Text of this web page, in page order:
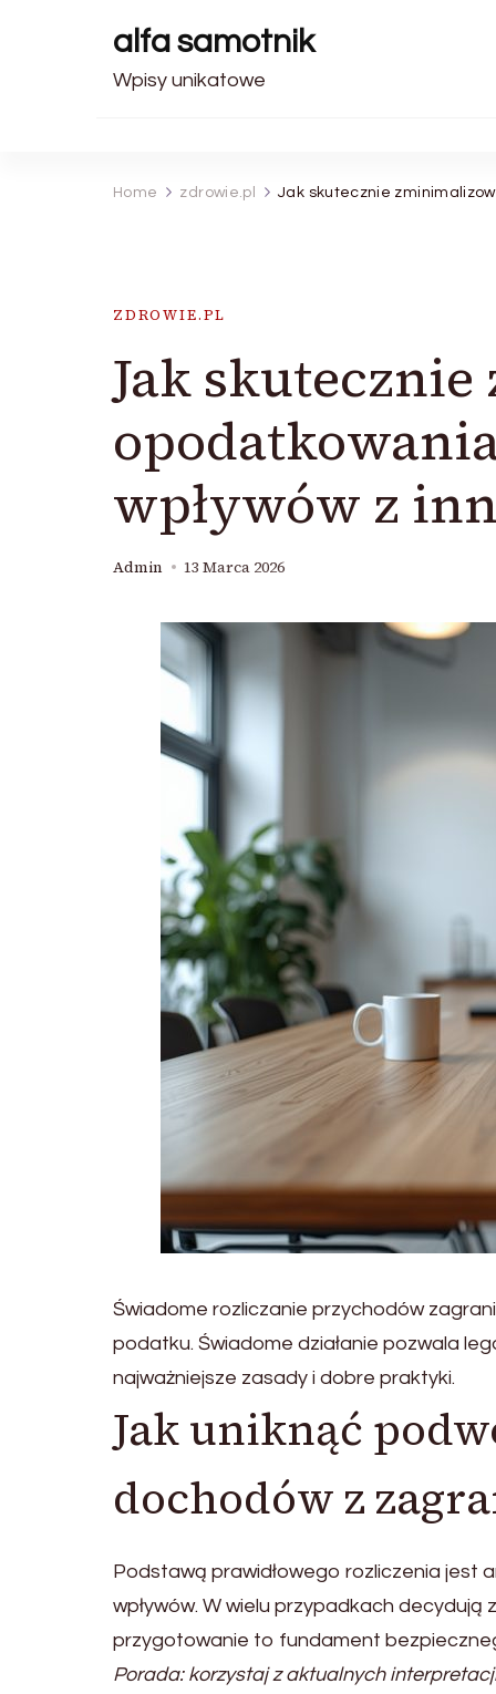
alfa samotnik
Wpisy unikatowe
Home zdrowie.pl Jak skutecznie
ZDROWIE.PL
Jak
wpływów z
Admin 13 Marca 2026
Świadome rozliczanie przychodów
podatku. Świadome działanie pozwala
najważniejsze zasady i dobre praktyki.
Jak uniknąć
dochodów z
Podstawą prawidłowego rozliczenia jest
wpływów. W wielu przypadkach
przygotowanie to fundament
Porada: korzystaj z aktualnych